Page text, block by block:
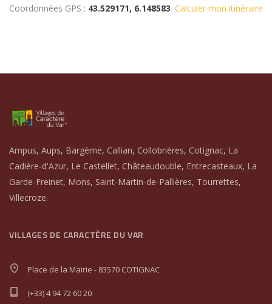
Coordonnées GPS : 43.529171, 6.148583 Calculer mon itinéraire
Ampus, Aups, Bargème, Callian, Collobrières, Cotignac, La
Cadière-d'Azur, Le Castellet, Châteaudouble, Entrecasteaux, La
Garde-Freinet, Mons, Saint-Martin-de-Pallières, Tourrettes,
Villecroze.
VILLAGES DE CARACTÈRE DU VAR
Place de la Mairie - 83570 COTIGNAC
(+33) 4 94 72 60 20